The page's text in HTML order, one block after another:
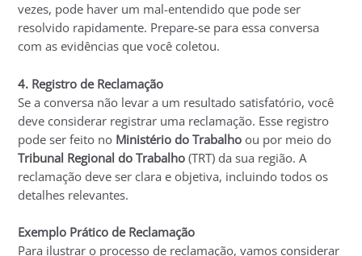
vezes, pode haver um mal-entendido que pode ser
resolvido rapidamente. Prepare-se para essa conversa
com as evidências que você coletou.
4. Registro de Reclamação
Se a conversa não levar a um resultado satisfatório, você
deve considerar registrar uma reclamação. Esse registro
pode ser feito no Ministério do Trabalho ou por meio do
Tribunal Regional do Trabalho (TRT) da sua região. A
reclamação deve ser clara e objetiva, incluindo todos os
detalhes relevantes.
Exemplo Prático de Reclamação
Para ilustrar o processo de reclamação, vamos considerar